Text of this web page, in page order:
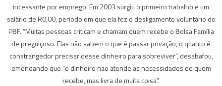
incessante por emprego. Em 2003 surgiu o primeiro trabalho e um
salário de R0,00, período em que ela fez o desligamento voluntário do
PBF. “Muitas pessoas criticam e chamam quem recebe o Bolsa Família
de preguiçoso. Elas não sabem o que é passar privação, o quanto é
constrangedor precisar desse dinheiro para sobreviver”, desabafou,
emendando que “o dinheiro não atende as necessidades de quem
recebe, mas livra de muita coisa”.